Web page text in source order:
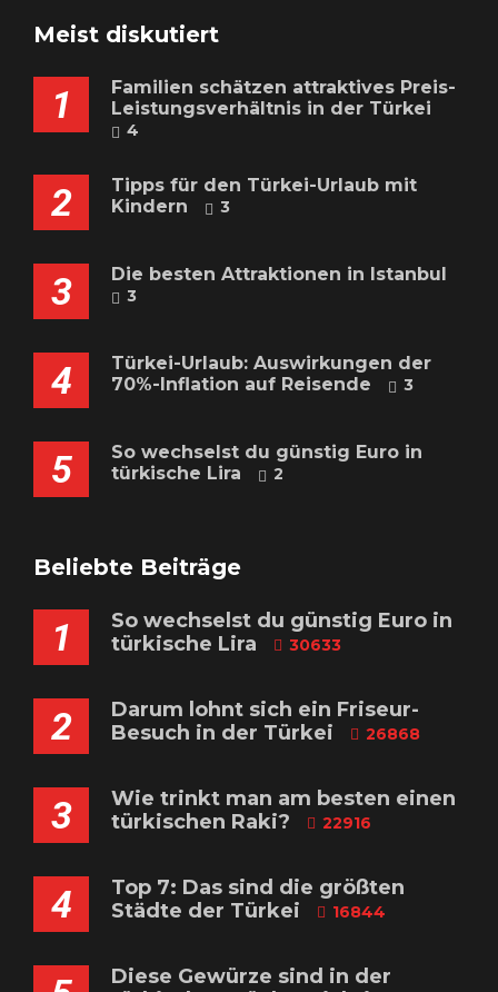
Meist diskutiert
1
Familien schätzen attraktives Preis-
Leistungsverhältnis in der Türkei
4
2
Tipps für den Türkei-Urlaub mit
Kindern
3
3 Die besten Attraktionen in Istanbul
3
4
Türkei-Urlaub: Auswirkungen der
70%-Inflation auf Reisende
3
5
So wechselst du günstig Euro in
türkische Lira
2
Beliebte Beiträge
1
So wechselst du günstig Euro in
türkische Lira
30633
2
Darum lohnt sich ein Friseur-
Besuch in der Türkei
26868
3
Wie trinkt man am besten einen
türkischen Raki?
22916
4
Top 7: Das sind die größten
Städte der Türkei
16844
Diese Gewürze sind in der